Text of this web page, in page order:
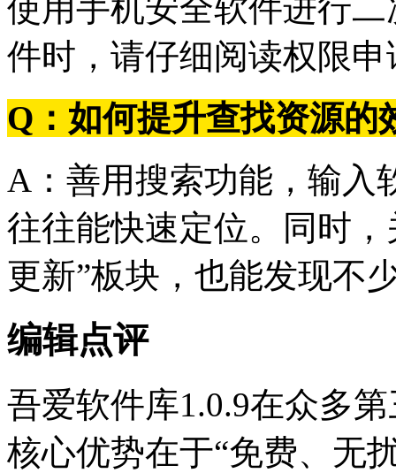
使用手机安全软件进行
件时，请仔细阅读权限
Q：如何提升查找资源的
A：善用搜索功能，输入
往往能快速定位。同时
更新”板块，也能发现不
编辑点评
吾爱软件库1.0.9在众多
核心优势在于“免费、无